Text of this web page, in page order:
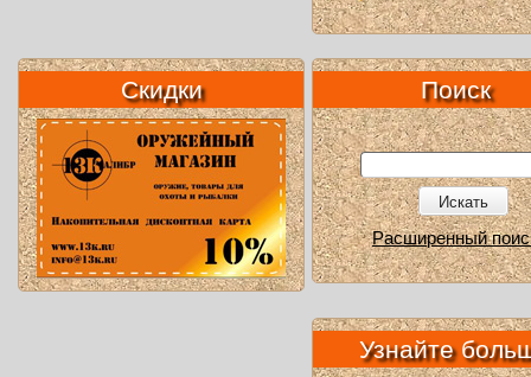
Скидки Поиск
Искать
Расширенный
Узнайте